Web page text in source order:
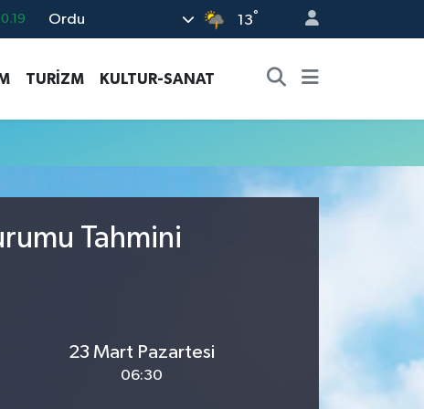
%0
Ordu 13°
TURİZM KULTUR-SANAT
Tahmini
23 Mart Pazartesi
06:30